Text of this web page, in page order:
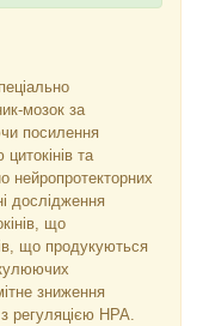
мозок за
посилення
та
нейропротекторних
дослідження
що
що продукуються
зниження
регуляцією HPA.